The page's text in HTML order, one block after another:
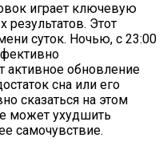
играет ключевую
Этот
суток. Ночью, с 23:00
активное обновление
сна или его
сказаться на этом
может ухудшить
самочувствие​.